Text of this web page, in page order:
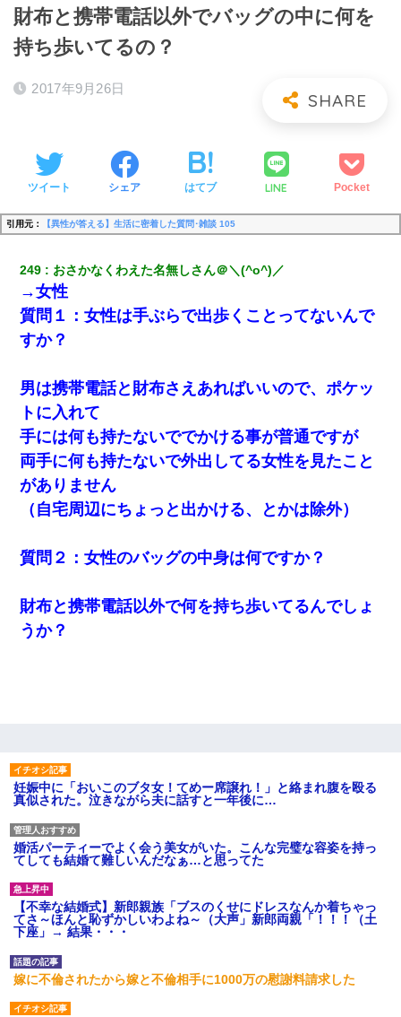
財布と携帯電話以外でバッグの中に何を
持ち歩いてるの？
2017年9月26日
ツイート シェア はてブ LINE Pocket
引用元： 【異性が答える】生活に密着した質問･雑談 105
249 おさかなくわえた名無しさん＠＼(^o^)／
→女性
質問１：女性は手ぶらで出歩くことってないんで
すか？
男は携帯電話と財布さえあればいいので、ポケッ
トに入れて
手には何も持たないででかける事が普通ですが
両手に何も持たないで外出してる女性を見たこと
がありません
（自宅周辺にちょっと出かける、とかは除外）
質問２：女性のバッグの中身は何ですか？
財布と携帯電話以外で何を持ち歩いてるんでしょ
うか？
妊娠中に「おいこのブタ女！てめー席譲れ！」と絡まれ腹を殴る
真似された。泣きながら夫に話すと一年後に…
婚活パーティーでよく会う美女がいた。こんな完璧な容姿を持っ
てしても結婚て難しいんだなぁ…と思ってた
【不幸な結婚式】新郎親族「ブスのくせにドレスなんか着ちゃっ
てさ～ほんと恥ずかしいわよね～（大声」新郎両親「！！！（土
下座」→ 結果・・・
嫁に不倫されたから嫁と不倫相手に1000万の慰謝料請求した